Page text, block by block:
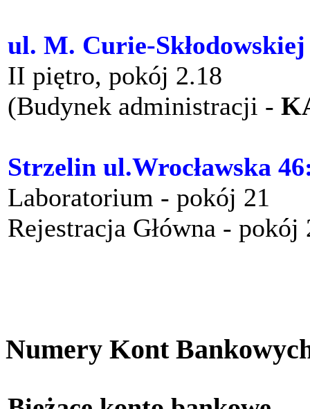
ul. M. Curie-Skłodowskiej
II piętro, pokój 2.18
(Budynek administracji -
Strzelin ul.Wrocławska
Laboratorium - pokój 21
Rejestracja Główna -
Numery Kont